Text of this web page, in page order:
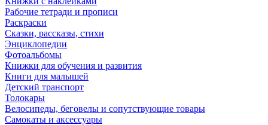
Рабочие тетради и прописи
Раскраски
Сказки, рассказы, стихи
Энциклопедии
Фотоальбомы
Книжки для обучения и развития
Книги для малышей
Детский транспорт
Толокары
Велосипеды, беговелы и сопутствующие товары
Самокаты и аксессуары